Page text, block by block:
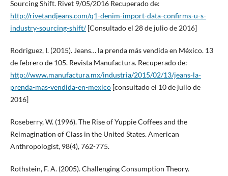
Sourcing Shift. Rivet 9/05/2016 Recuperado de:
http://rivetandjeans.com/q1-denim-import-data-confirms-u-s-
industry-sourcing-shift/[Consultado el 28 de julio de 2016]
Rodriguez, I. (2015). Jeans… la prenda más vendida en México. 13
de febrero de 105. Revista Manufactura. Recuperado de:
http://www.manufactura.mx/industria/2015/02/13/jeans-la-
prenda-mas-vendida-en-mexico[consultado el 10 de julio de
2016]
Roseberry, W. (1996). The Rise of Yuppie Coffees and the
Reimagination of Class in the United States. American
Anthropologist, 98(4), 762-775.
Rothstein, F. A. (2005). Challenging Consumption Theory.